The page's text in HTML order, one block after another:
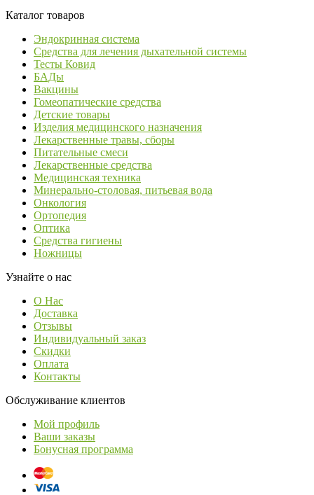
Каталог товаров
Эндокринная система
Средства для лечения дыхательной системы
Тесты Ковид
БАДы
Вакцины
Гомеопатические средства
Детские товары
Изделия медицинского назначения
Лекарственные травы, сборы
Питательные смеси
Лекарственные средства
Медицинская техника
Минерально-столовая, питьевая вода
Онкология
Ортопедия
Оптика
Средства гигиены
Ножницы
Узнайте о нас
О Нас
Доставка
Отзывы
Индивидуальный заказ
Скидки
Оплата
Контакты
Обслуживание клиентов
Мой профиль
Ваши заказы
Бонусная программа